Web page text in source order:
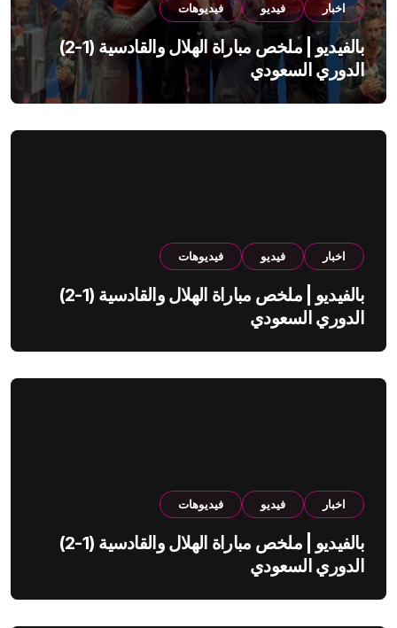
اخبار فيديو فيديوهات
بالفيديو | ملخص مباراة الهلال والقادسية (1-2)
الدوري السعودي
اخبار فيديو فيديوهات
بالفيديو | ملخص مباراة الهلال والقادسية (1-2)
الدوري السعودي
اخبار فيديو فيديوهات
بالفيديو | ملخص مباراة الهلال والقادسية (1-2)
الدوري السعودي